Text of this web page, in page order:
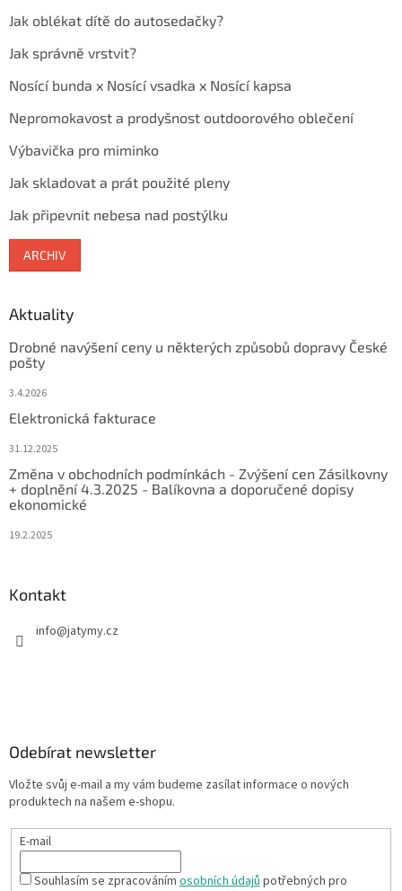
Jak oblékat dítě do autosedačky?
Jak správně vrstvit?
Nosící bunda x Nosící vsadka x Nosící kapsa
Nepromokavost a prodyšnost outdoorového oblečení
Výbavička pro miminko
Jak skladovat a prát použité pleny
Jak připevnit nebesa nad postýlku
ARCHIV
Aktuality
Drobné navýšení ceny u některých způsobů dopravy České
pošty
3.4.2026
Elektronická fakturace
31.12.2025
Změna v obchodních podmínkách - Zvýšení cen Zásilkovny
+ doplnění 4.3.2025 - Balíkovna a doporučené dopisy
ekonomické
19.2.2025
Kontakt
info@jatymy.cz
Odebírat newsletter
Vložte svůj e-mail a my vám budeme zasílat informace o nových
produktech na našem e-shopu.
E-mail
Souhlasím se zpracovánímosobních údajůpotřebných pro